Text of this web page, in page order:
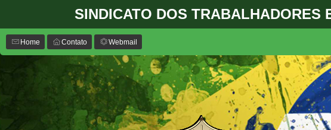
SINDICATO DOS TRABALHADORES
Home Contato Webmail